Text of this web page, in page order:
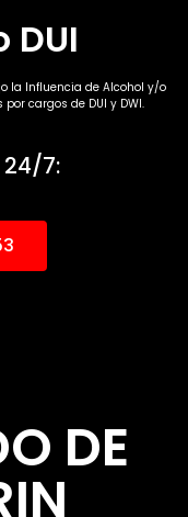
DUI
la Influencia de Alcohol y/o
cargos de DUI y DWI.
7:
DE